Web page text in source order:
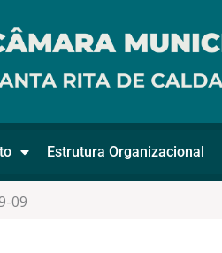
Estrutura Organizacional
09